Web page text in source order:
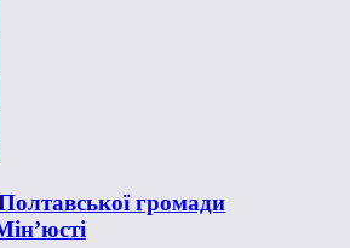
громади